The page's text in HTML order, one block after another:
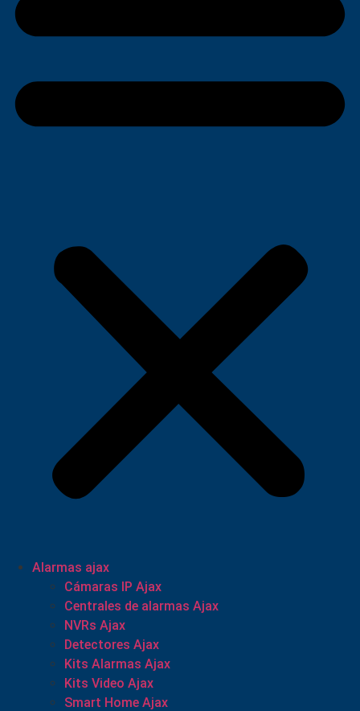
Alarmas ajax
Cámaras IP Ajax
Centrales de alarmas Ajax
NVRs Ajax
Detectores Ajax
Kits Alarmas Ajax
Kits Video Ajax
Smart Home Ajax